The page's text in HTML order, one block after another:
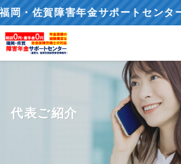
佐賀障害年金サポートセンターで
代表ご紹介